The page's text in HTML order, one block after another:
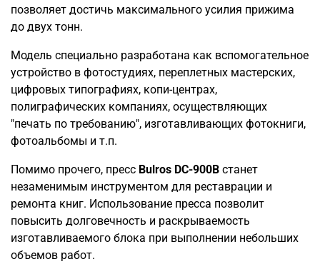
позволяет достичь максимального усилия прижима
до двух тонн.
Модель специально разработана как вспомогательное
устройство в фотостудиях, переплетных мастерских,
цифровых типографиях, копи-центрах,
полиграфических компаниях, осуществляющих
"печать по требованию", изготавливающих фотокниги,
фотоальбомы и т.п.
Помимо прочего, пресс Bulros DC-900B станет
незаменимым инструментом для реставрации и
ремонта книг. Использование пресса позволит
повысить долговечность и раскрываемость
изготавливаемого блока при выполнении небольших
объемов работ.